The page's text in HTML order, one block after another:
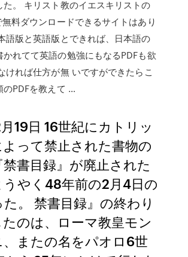
た。 キリスト教のイエスキリストの
料ダウンロードできるサイトはあり
語版と英語版とできれば、日本語の
れてて英語の勉強にもなるPDFも欲
ければ仕方が無 いですができたらこ
のPDFを教えて …
19日 16世紀にカトリッ
って禁止された書物の
禁書目録』が廃止された
やく48年前の2月4日の
。 禁書目録』の終わり
のは、ローマ教皇モン
またの名をパオロ6世